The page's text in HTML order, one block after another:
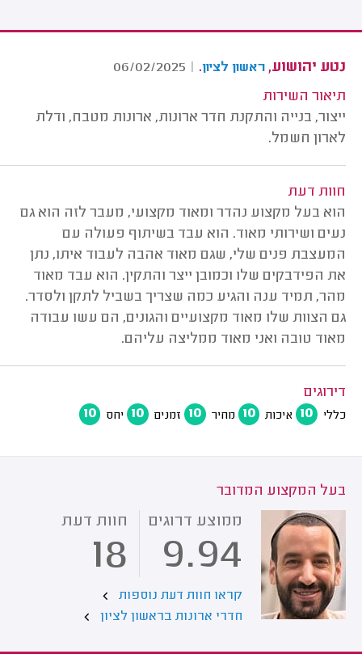
נטע יהושוע, ראשון לציון.
|
06/02/2025
תיאור השירות
ייצור, בנייה והתקנת חדר ארונות, ארונות מטבח, ודלת
לארון חשמל.
חוות דעת
הוא בעל מקצוע נהדר ומאוד מקצועי, מעבר לזה הוא גם
נעים ושירותי מאוד. הוא עבד בשיתוף פעולה עם
המעצבת פנים שלי, שגם מאוד אהבה לעבוד איתו, נתן
את הפידבקים שלו וכמובן ייצר והתקין. הוא עבד מאוד
מהר, תמיד ענה והגיע כמה שצריך בשביל לתקן ולסדר.
גם הצוות שלו מאוד מקצועיים והגונים, הם עשו עבודה
מאוד טובה ואני מאוד ממליצה עליהם.
דירוגים
כללי 10 איכות 10 מחיר 10 זמנים 10 יחס 10
בעל המקצוע המדובר
ממוצע דרוגים
9.94
חוות דעת
18
קראו חוות דעת נוספות
חדרי ארונות בראשון לציון